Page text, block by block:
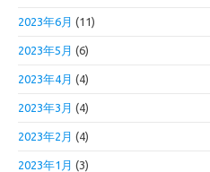
2023年6月 (11)
2023年5月 (6)
2023年4月 (4)
2023年3月 (4)
2023年2月 (4)
2023年1月 (3)